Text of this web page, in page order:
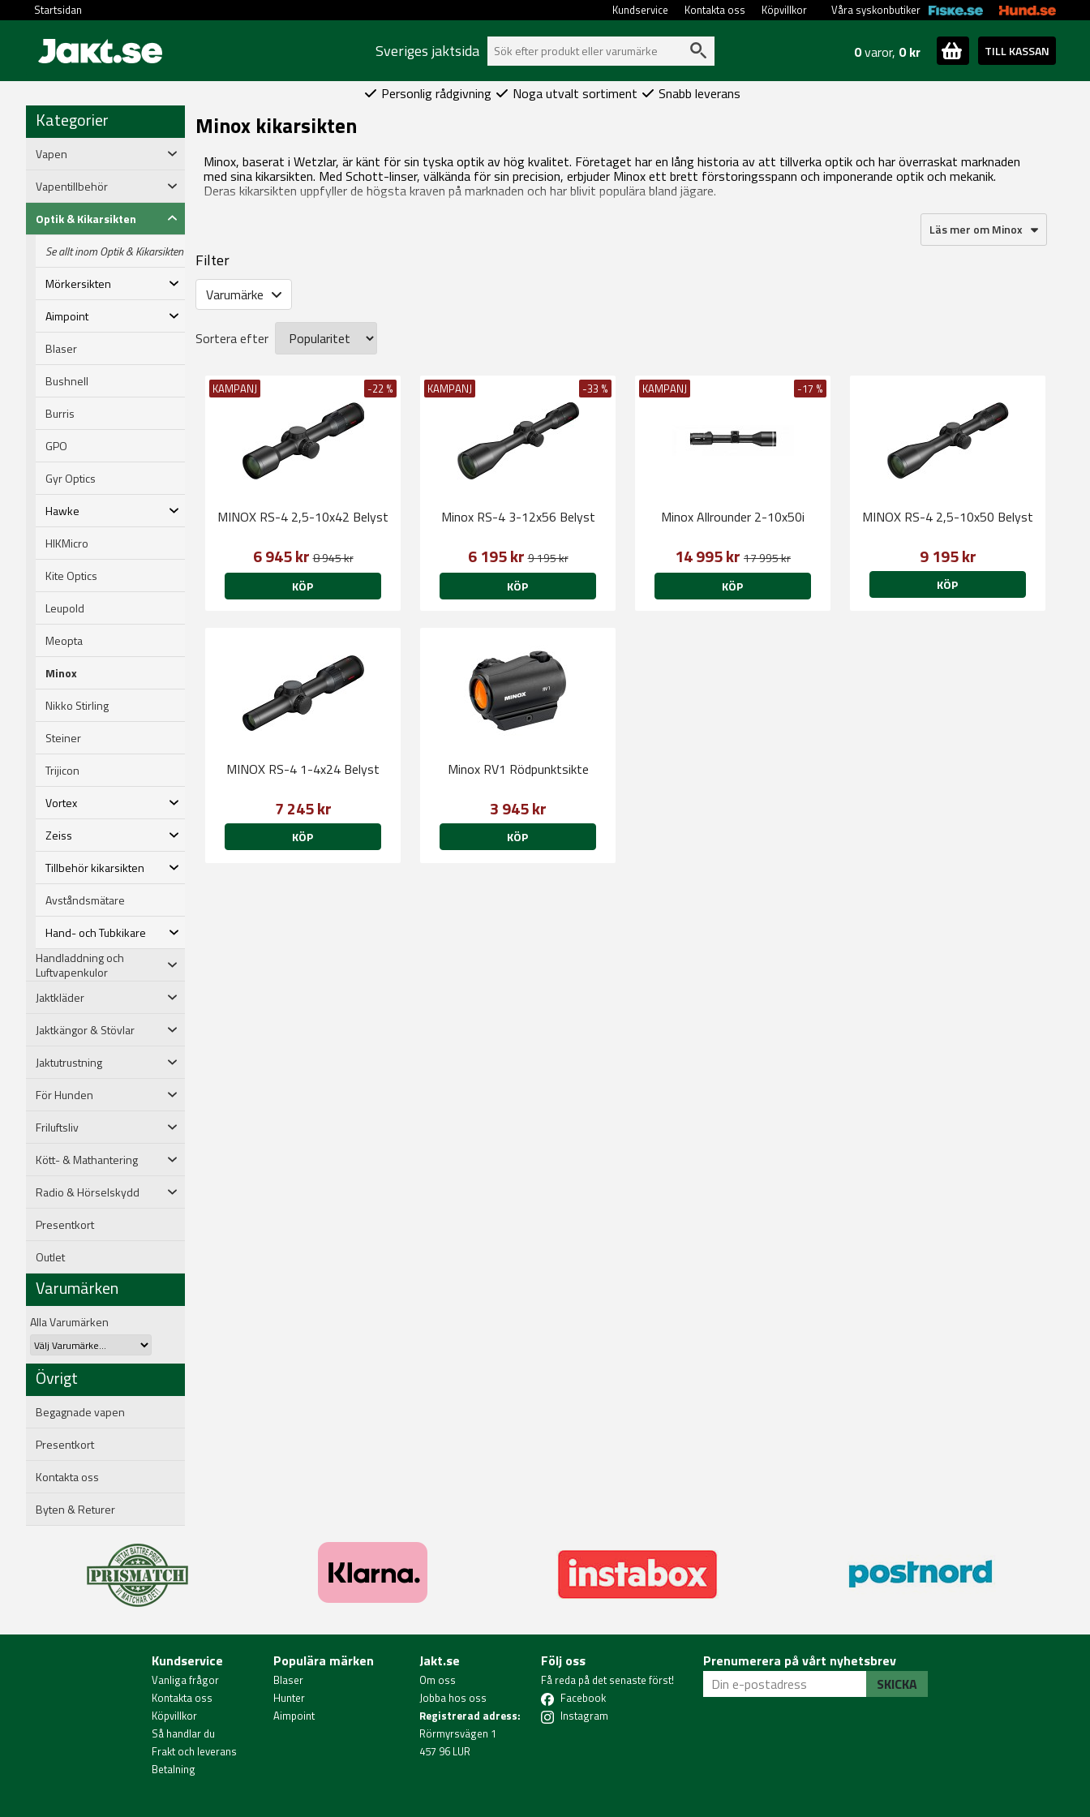
Startsidan Våra syskonbutiker
Köpvillkor
Kontakta oss
Kundservice
Sveriges jaktsida 0varor, 0 kr TILL KASSAN
Personlig rådgivning Noga utvalt sortiment Snabb leverans
Kategorier
Vapen
Vapentillbehör
Optik & Kikarsikten
Se allt inom Optik & Kikarsikten
Mörkersikten
Aimpoint
Blaser
Bushnell
Burris
GPO
Gyr Optics
Hawke
HIKMicro
Kite Optics
Leupold
Meopta
Minox
Nikko Stirling
Steiner
Trijicon
Vortex
Zeiss
Tillbehör kikarsikten
Avståndsmätare
Hand- och Tubkikare
Handladdning och
Luftvapenkulor
Jaktkläder
Jaktkängor & Stövlar
Jaktutrustning
För Hunden
Friluftsliv
Kött- & Mathantering
Radio & Hörselskydd
Presentkort
Outlet
Varumärken
Alla Varumärken
Övrigt
Begagnade vapen
Presentkort
Kontakta oss
Byten & Returer
Minox kikarsikten
Minox, baserat i Wetzlar, är känt för sin tyska optik av hög kvalitet. Företaget har en lång historia av att tillverka optik och har överraskat marknaden
med sina kikarsikten. Med Schott-linser, välkända för sin precision, erbjuder Minox ett brett förstoringsspann och imponerande optik och mekanik.
Deras kikarsikten uppfyller de högsta kraven på marknaden och har blivit populära bland jägare.
Läs mer om Minox
Filter
Varumärke
Sortera efter
KAMPANJ -22 %
MINOX RS-4 2,5-10x42 Belyst
6 945 kr8 945 kr
KÖP
KAMPANJ -33 %
Minox RS-4 3-12x56 Belyst
6 195 kr9 195 kr
KÖP
KAMPANJ -17 %
Minox Allrounder 2-10x50i
14 995 kr 17 995 kr
KÖP
MINOX RS-4 2,5-10x50 Belyst
9 195 kr
KÖP
MINOX RS-4 1-4x24 Belyst
7 245 kr
KÖP
Minox RV1 Rödpunktsikte
3 945 kr
KÖP
Kundservice
Vanliga frågor
Kontakta oss
Köpvillkor
Så handlar du
Frakt och leverans
Betalning
Populära märken
Blaser
Hunter
Aimpoint
Jakt.se
Om oss
Jobba hos oss
Registrerad adress:
Rörmyrsvägen 1
457 96 LUR
Följ oss
Få reda på det senaste först!
Facebook
Instagram
Prenumerera på vårt nyhetsbrev
SKICKA